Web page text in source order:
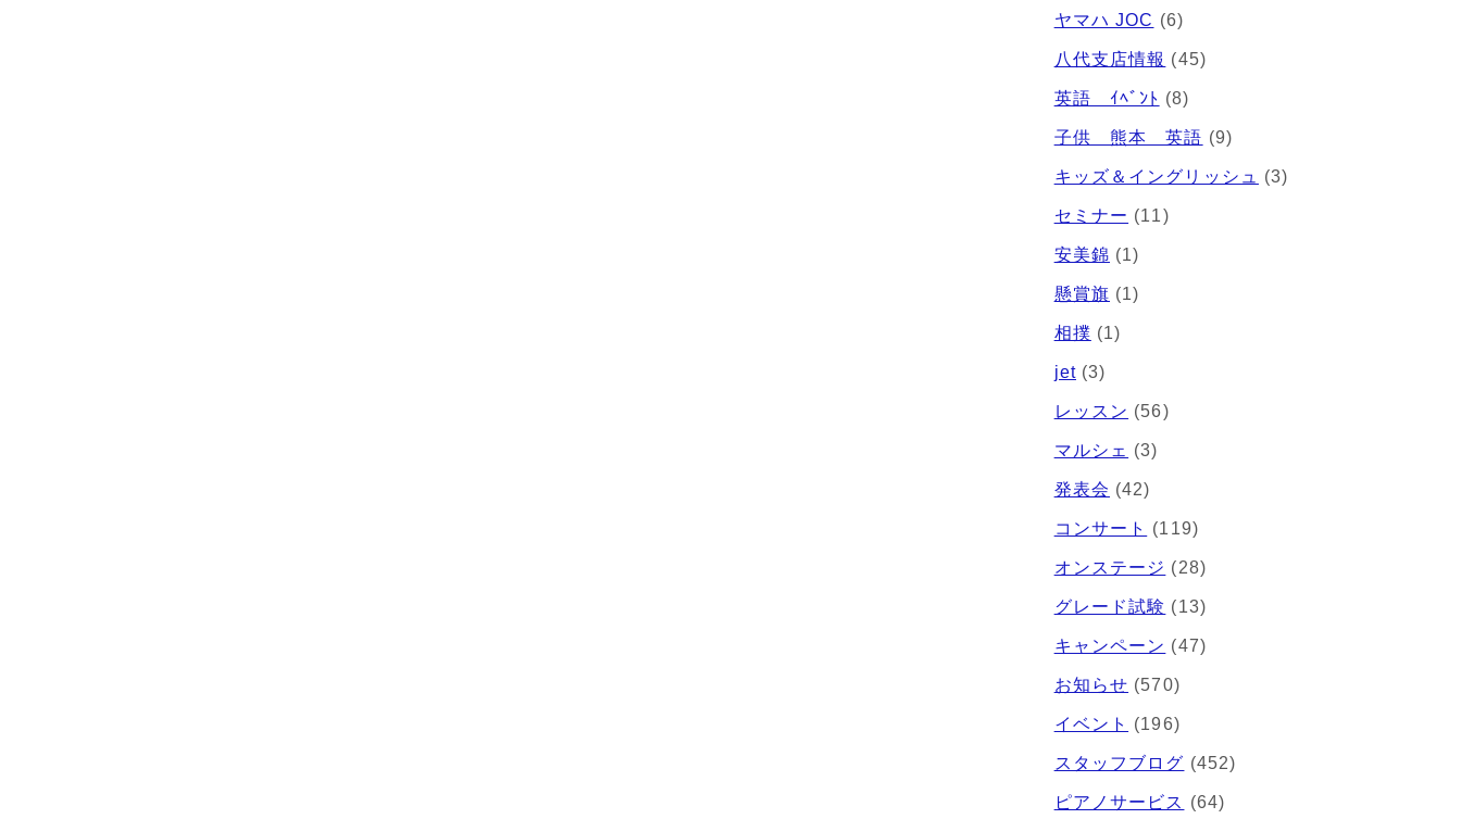
ヤマハ JOC (6)
八代支店情報 (45)
英語 ｲﾍﾞﾝﾄ (8)
子供 熊本 英語 (9)
キッズ＆イングリッシュ (3)
セミナー (11)
安美錦 (1)
懸賞旗 (1)
相撲 (1)
jet (3)
レッスン (56)
マルシェ (3)
発表会 (42)
コンサート (119)
オンステージ (28)
グレード試験 (13)
キャンペーン (47)
お知らせ (570)
イベント (196)
スタッフブログ (452)
ピアノサービス (64)